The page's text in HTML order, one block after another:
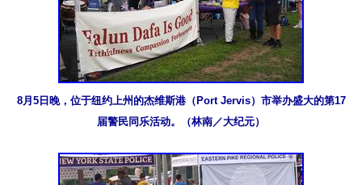
8月5日晚，位于纽约上州的杰维斯港（Port Jervis）市举办盛大的第17
届警民同乐活动。（林南／大纪元）